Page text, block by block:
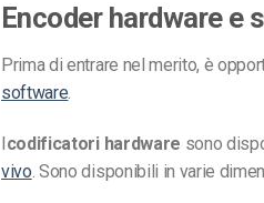
Encoder hardware e
Prima di entrare nel merito, è
software.
Icodificatori hardware sono
vivo. Sono disponibili in varie